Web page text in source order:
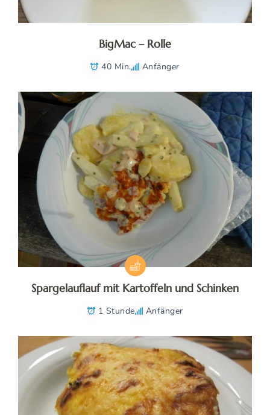
BigMac – Rolle
40 Min. Anfänger
Spargelauflauf mit Kartoffeln und Schinken
1 Stunde Anfänger